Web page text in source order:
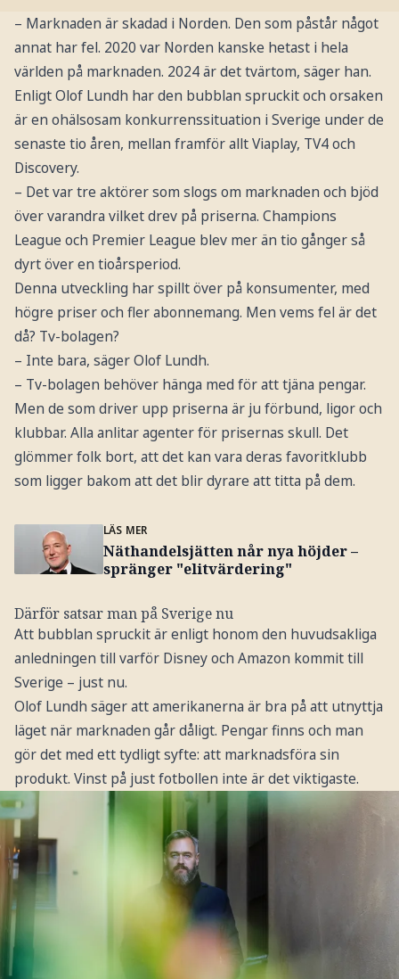
– Marknaden är skadad i Norden. Den som påstår något
annat har fel. 2020 var Norden kanske hetast i hela
världen på marknaden. 2024 är det tvärtom, säger han.
Enligt Olof Lundh har den bubblan spruckit och orsaken
är en ohälsosam konkurrenssituation i Sverige under de
senaste tio åren, mellan framför allt Viaplay, TV4 och
Discovery.
– Det var tre aktörer som slogs om marknaden och bjöd
över varandra vilket drev på priserna. Champions
League och Premier League blev mer än tio gånger så
dyrt över en tioårsperiod.
Denna utveckling har spillt över på konsumenter, med
högre priser och fler abonnemang. Men vems fel är det
då? Tv-bolagen?
– Inte bara, säger Olof Lundh.
– Tv-bolagen behöver hänga med för att tjäna pengar.
Men de som driver upp priserna är ju förbund, ligor och
klubbar. Alla anlitar agenter för prisernas skull. Det
glömmer folk bort, att det kan vara deras favoritklubb
som ligger bakom att det blir dyrare att titta på dem.
LÄS MER
Näthandelsjätten når nya höjder –
spränger "elitvärdering"
Därför satsar man på Sverige nu
Att bubblan spruckit är enligt honom den huvudsakliga
anledningen till varför Disney och Amazon kommit till
Sverige – just nu.
Olof Lundh säger att amerikanerna är bra på att utnyttja
läget när marknaden går dåligt. Pengar finns och man
gör det med ett tydligt syfte: att marknadsföra sin
produkt. Vinst på just fotbollen inte är det viktigaste.